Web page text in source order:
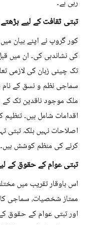
رہی ہے۔
تبتی ثقافت کے لیے
کور گروپ نے اپنے بیان
کی نشاندہی کی۔ ان میں
تک چینی زبان کی لازمی
سماجی نظم و نسق کے نام
ملک موجود ناقدین تک کے
اقدامات شامل ہیں۔ تنظیم
اصلاحات نہیں بلکہ تبتی
کرنے کی منظم کوشش ہیں۔
تبتی عوام کے حقوق کے
اس باوقار تقریب میں
ممتاز شخصیات، سماجی
اور تبتی عوام کے حقوق